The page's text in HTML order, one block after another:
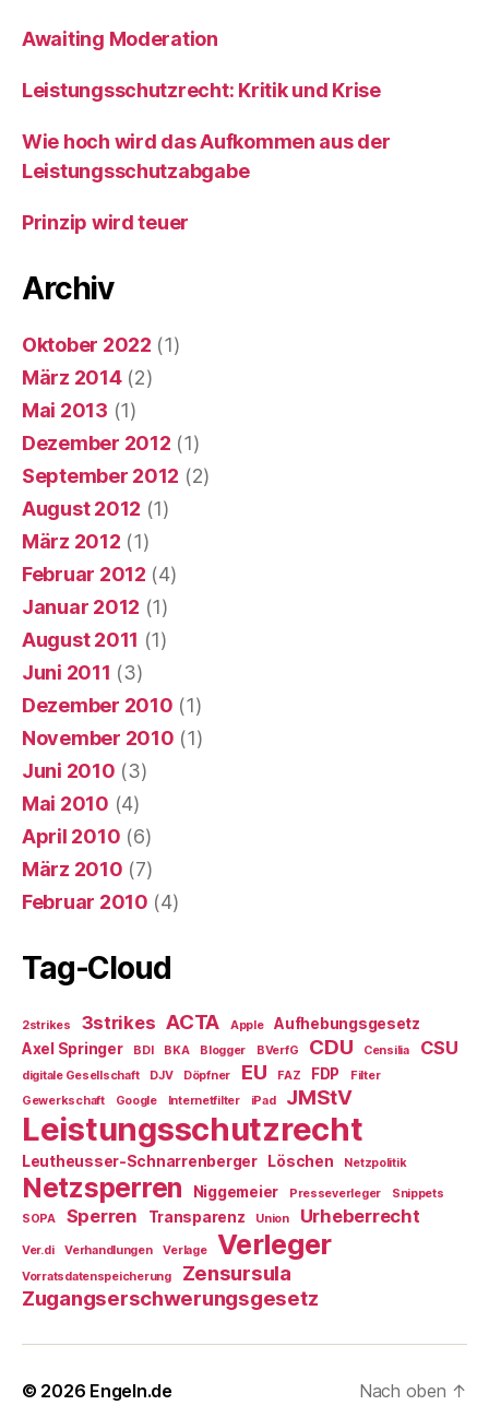
Awaiting Moderation
Leistungsschutzrecht: Kritik und Krise
Wie hoch wird das Aufkommen aus der
Leistungsschutzabgabe
Prinzip wird teuer
Archiv
Oktober 2022 (1)
März 2014(2)
Mai 2013 (1)
Dezember 2012 (1)
September 2012 (2)
August 2012 (1)
März 2012 (1)
Februar 2012 (4)
Januar 2012 (1)
August 2011 (1)
Juni 2011 (3)
Dezember 2010 (1)
November 2010 (1)
Juni 2010 (3)
Mai 2010 (4)
April 2010 (6)
März 2010 (7)
Februar 2010 (4)
Tag-Cloud
2strikes 3strikes ACTA Apple
Aufhebungsgesetz
Axel Springer
BDI BKA Blogger BVerfG CDU Censilia CSU
digitale Gesellschaft DJV Döpfner EU FAZ FDP
Filter
Gewerkschaft
Google Internetfilter iPad JMStV
Leistungsschutzrecht
Leutheusser-Schnarrenberger Löschen Netzpolitik
Netzsperren Niggemeier Presseverleger
Snippets
SOPA
Sperren Transparenz Union Urheberrecht
Ver.di Verhandlungen Verlage Verleger
Vorratsdatenspeicherung
Zensursula
Zugangserschwerungsgesetz
© 2026 Engeln.de Nach oben ↑